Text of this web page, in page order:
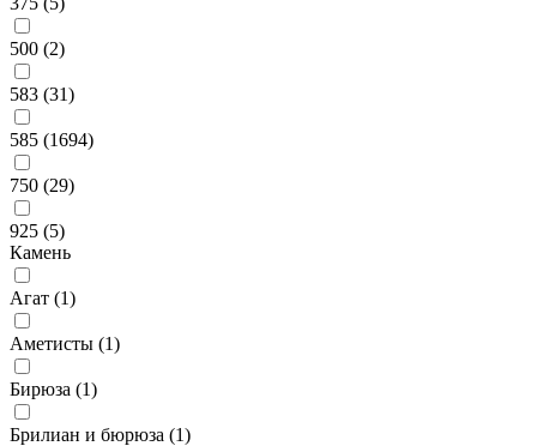
500 (2)
583 (31)
585 (1694)
750 (29)
925 (5)
Камень
Агат (1)
Аметисты (1)
Бирюза (1)
Брилиан и бюрюза (1)